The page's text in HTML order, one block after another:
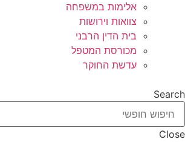
אלימות במשפחה
צוואות וירושות
בית הדין הרבני
מכורסת המטפל
עדשת החוקר
Search
Close